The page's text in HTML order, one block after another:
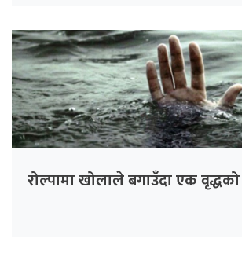
रोल्पामा खोलाले बगाउँदा एक